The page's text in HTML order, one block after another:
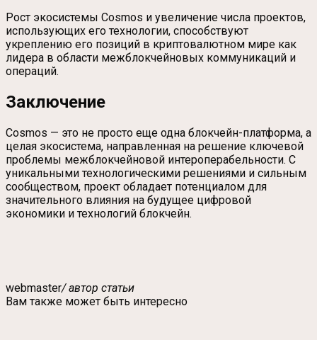
Рост экосистемы Cosmos и увеличение числа проектов,
использующих его технологии, способствуют
укреплению его позиций в криптовалютном мире как
лидера в области межблокчейновых коммуникаций и
операций.
Заключение
Cosmos — это не просто еще одна блокчейн-платформа, а
целая экосистема, направленная на решение ключевой
проблемы межблокчейновой интероперабельности. С
уникальными технологическими решениями и сильным
сообществом, проект обладает потенциалом для
значительного влияния на будущее цифровой
экономики и технологий блокчейн.
webmaster/ автор статьи
Вам также может быть интересно